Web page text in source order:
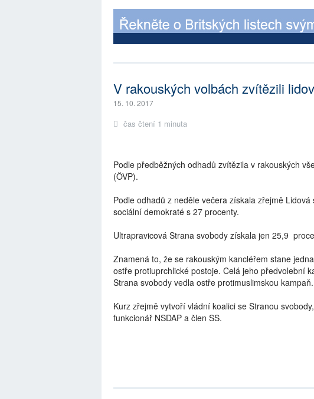
V rakouských volbách zvítězili
15. 10. 2017
čas čtení 1 minuta
Podle předběžných odhadů zvítězila v rakouských
(ÖVP).
Podle odhadů z neděle večera získala zřejmě
sociální demokraté s 27 procenty.
Ultrapravicová Strana svobody získala jen 25,9
Znamená to, že se rakouským kancléřem stane
ostře protiuprchlické postoje. Celá jeho předvolební
Strana svobody vedla ostře protimuslimskou kampaň.
Kurz zřejmě vytvoří vládní koalici se Stranou
funkcionář NSDAP a člen SS.